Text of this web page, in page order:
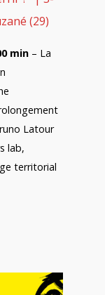
(29)
min – La
Latour
lab,
territorial